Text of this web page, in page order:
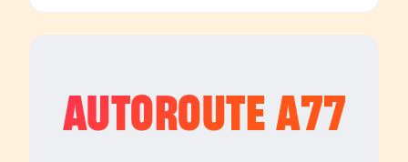
AUTOROUTE A77